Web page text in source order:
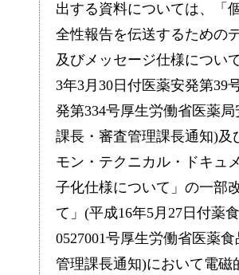
出する資料については、「
全性報告を伝送するための
及びメッセージ仕様につい
3年3月30日付医薬安発第39
発第334号厚生労働省医薬
課長・審査管理課長通知)及
モン・テクニカル・ドキュ
子化仕様について」の一部
て」(平成16年5月27日付薬
0527001号厚生労働省医薬
管理課長通知)において電磁